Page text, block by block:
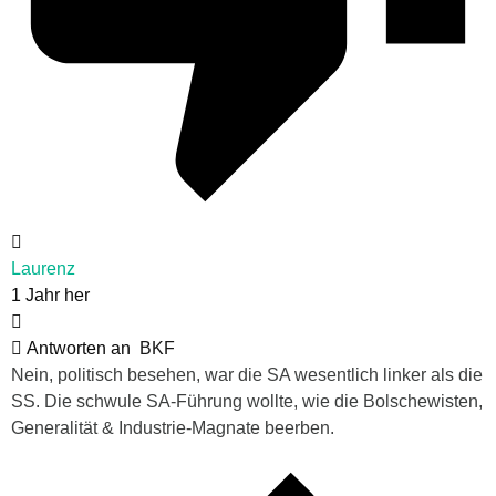
Laurenz
1 Jahr her
Antworten an
BKF
Nein, politisch besehen, war die SA wesentlich linker als die
SS. Die schwule SA-Führung wollte, wie die Bolschewisten,
Generalität & Industrie-Magnate beerben.